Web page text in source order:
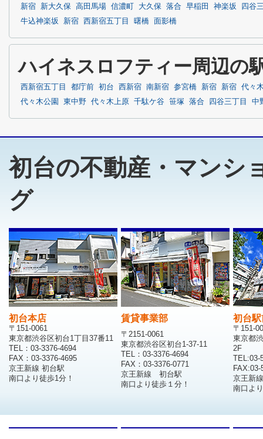
新宿 新大久保 高田馬場 信濃町 大久保 落合 早稲田 神楽坂
四谷
牛込神楽坂
新宿 西新宿五丁目 曙橋 面影橋
ハイネスロフティー周辺の
西新宿五丁目 都庁前 初台 西新宿 南新宿 参宮橋 新宿 新宿 代々
代々木公園
東中野 代々木上原 千駄ケ谷 笹塚 落合 四谷三丁目 中
初台の不動産・マンシ
グ
初台本店
〒151-0061
東京都渋谷区初台1丁目37番11
TEL：03-3376-4694
FAX：03-3376-4695
京王新線 初台駅
南口より徒歩1分！
賃貸事業部
〒2151-0061
東京都渋谷区初台1-37-11
TEL：03-3376-4694
FAX：03-3376-0771
京王新線 初台駅
南口より徒歩１分！
初台
〒151-
東京都
2F
TEL:03-
FAX:03-
京王新
南口よ